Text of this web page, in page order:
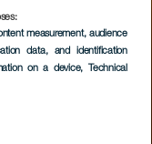
measurement, audience
data, and identification
on a device, Technical